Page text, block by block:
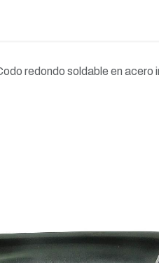
redondo soldable en acero